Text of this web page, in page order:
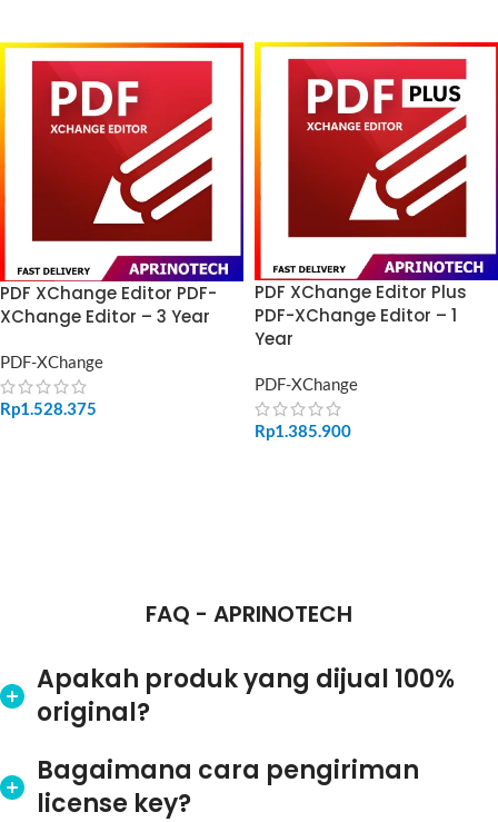
PDF XChange Editor PDF-
XChange Editor – 3 Year
PDF-XChange
Rp1.528.375
PDF XChange Editor Plus
PDF-XChange Editor – 1
Year
PDF-XChange
Rp1.385.900
FAQ - APRINOTECH
Apakah produk yang dijual 100%
original?
Bagaimana cara pengiriman
license key?